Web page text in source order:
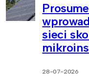
sieci
28-07-2026